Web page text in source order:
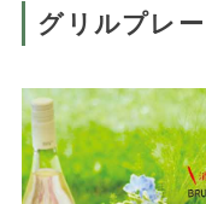
グリルプレ